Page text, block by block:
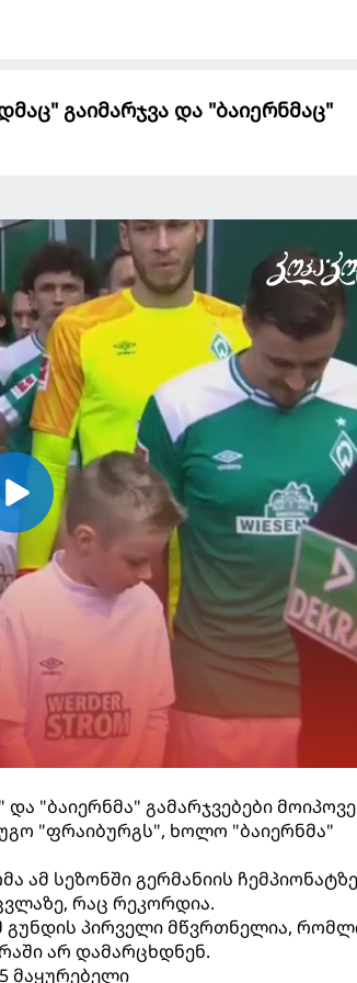
გაიმარჯვა და "ბაიერნმაც"
"ბაიერნმა" გამარჯვებები
"ფრაიბურგს", ხოლო "ბაიერნმა"
სეზონში გერმანიის
რაც რეკორდია.
პირველი მწვრთნელია,
არ დამარცხდნენ.
მაყურებელი